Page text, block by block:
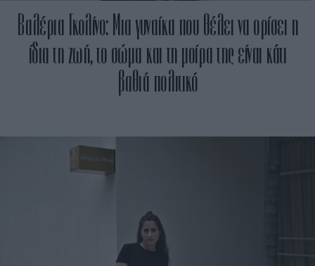
Βαλέρια Γκολίνο: Μια γυναίκα που θέλει να ορίσει η
ίδια τη ζωή, το σώμα και τη μοίρα της είναι κάτι
βαθιά πολιτικό